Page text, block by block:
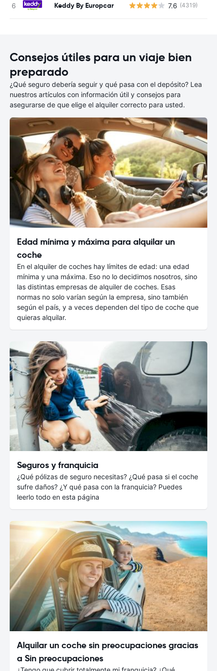
Keddy By Europcar 7.6 (4319)
Consejos útiles para un viaje bien
preparado
¿Qué seguro debería seguir y qué pasa con el depósito? Lea
nuestros artículos con información útil y consejos para
asegurarse de que elige el alquiler correcto para usted.
Edad mínima y máxima para alquilar un
coche
En el alquiler de coches hay límites de edad: una edad
mínima y una máxima. Eso no lo decidimos nosotros, sino
las distintas empresas de alquiler de coches. Esas
normas no solo varían según la empresa, sino también
según el país, y a veces dependen del tipo de coche que
quieras alquilar.
Seguros y franquicia
¿Qué pólizas de seguro necesitas? ¿Qué pasa si el coche
sufre daños? ¿Y qué pasa con la franquicia? Puedes
leerlo todo en esta página
Alquilar un coche sin preocupaciones gracias
a Sin preocupaciones